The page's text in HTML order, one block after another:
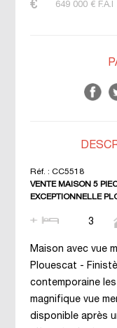
649 000€ F.A.I
Réf. : CC5518
VENTE MAISON 5
EXCEPTIONNELLE
3
Maison avec vue
Plouescat -
contemporaine
magnifique vue
disponible après